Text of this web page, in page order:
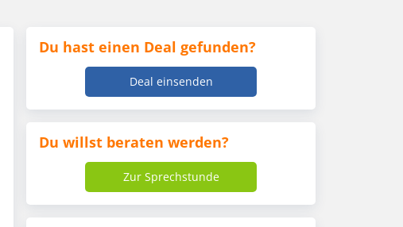
Du hast einen Deal gefunden?
Deal einsenden
Du willst beraten werden?
Zur Sprechstunde